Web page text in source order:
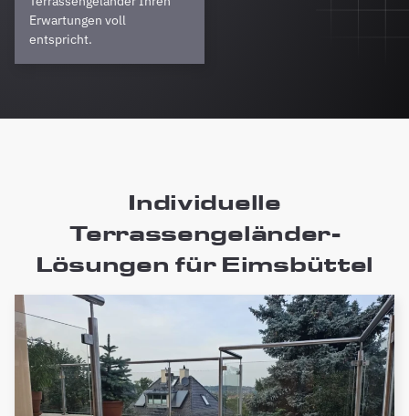
Erwartungen voll
entspricht.
Individuelle
Terrassengeländer-
Lösungen für Eimsbüttel